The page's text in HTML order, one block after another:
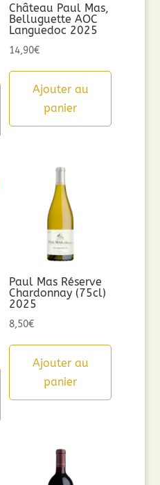
Château Paul Mas,
Belluguette AOC
Languedoc 2025
14,90€
Ajouter au
panier
Paul Mas Réserve
Chardonnay (75cl)
2025
8,50€
Ajouter au
panier